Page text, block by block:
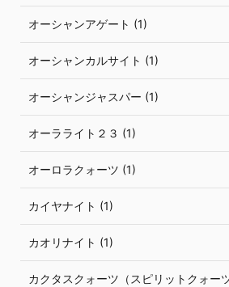
オーシャンアゲート (1)
オーシャンカルサイト (1)
オーシャンジャスパー (1)
オーラライト２３ (1)
オーロラクォーツ (1)
カイヤナイト (1)
カオリナイト (1)
カクタスクォーツ（スピリットクォー